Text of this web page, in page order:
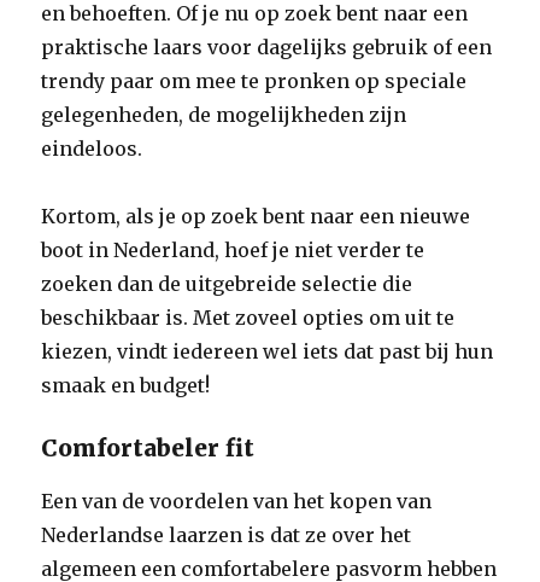
en behoeften. Of je nu op zoek bent naar een
praktische laars voor dagelijks gebruik of een
trendy paar om mee te pronken op speciale
gelegenheden, de mogelijkheden zijn
eindeloos.
Kortom, als je op zoek bent naar een nieuwe
boot in Nederland, hoef je niet verder te
zoeken dan de uitgebreide selectie die
beschikbaar is. Met zoveel opties om uit te
kiezen, vindt iedereen wel iets dat past bij hun
smaak en budget!
Comfortabeler fit
Een van de voordelen van het kopen van
Nederlandse laarzen is dat ze over het
algemeen een comfortabelere pasvorm hebben